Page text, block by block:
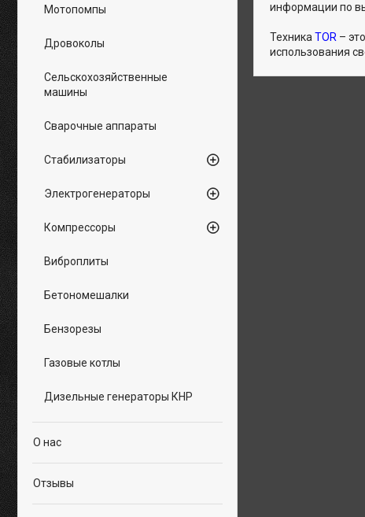
информации по
Техника TOR –
использования
Мотопомпы
Дровоколы
Сельскохозяйственные
машины
Сварочные аппараты
Стабилизаторы
Электрогенераторы
Компрессоры
Виброплиты
Бетономешалки
Бензорезы
Газовые котлы
Дизельные генераторы КНР
О нас
Отзывы